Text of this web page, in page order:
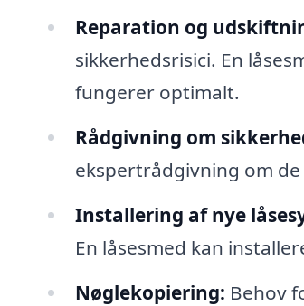
Reparation og
sikkerhedsrisici. En
fungerer optimalt.
Rådgivning om
ekspertrådgivning om
Installering af nye
En låsesmed kan
Nøglekopiering: Behov